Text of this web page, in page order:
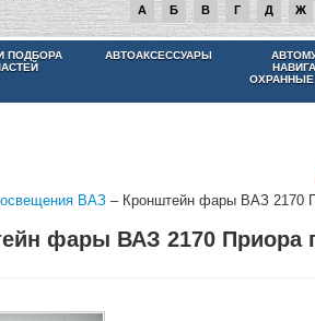
А Б В Г Д Ж
ПОДБОРА
АВТОАКСЕССУАРЫ
ВАЗ – Кронштейн фары ВАЗ 2170
фары ВАЗ 2170 Приора